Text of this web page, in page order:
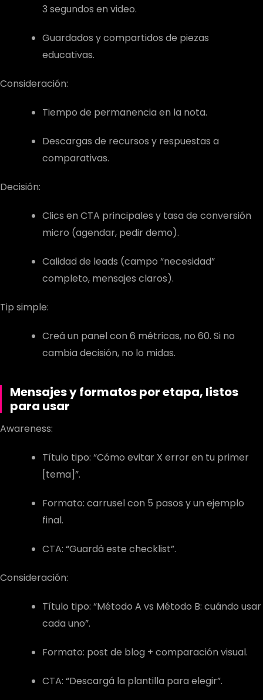
3 segundos en video.
Guardados y compartidos de piezas
educativas.
Consideración:
Tiempo de permanencia en la nota.
Descargas de recursos y respuestas a
comparativas.
Decisión:
Clics en CTA principales y tasa de conversión
micro (agendar, pedir demo).
Calidad de leads (campo “necesidad”
completo, mensajes claros).
Tip simple:
Creá un panel con 6 métricas, no 60. Si no
cambia decisión, no lo midas.
Mensajes y formatos por etapa, listos
para usar
Awareness:
Título tipo: “Cómo evitar X error en tu primer
[tema]”.
Formato: carrusel con 5 pasos y un ejemplo
final.
CTA: “Guardá este checklist”.
Consideración:
Título tipo: “Método A vs Método B: cuándo usar
cada uno”.
Formato: post de blog + comparación visual.
CTA: “Descargá la plantilla para elegir”.